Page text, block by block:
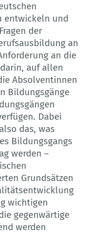
entwickeln und
der
an
an die
auf allen
Absolventinnen
Bildungsgänge
Dabei
das, was
Bildungsgangs
werden –
Grundsätzen
wichtigen
gegenwärtige
werden